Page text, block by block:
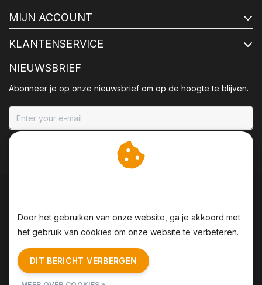
MIJN ACCOUNT
KLANTENSERVICE
NIEUWSBRIEF
Abonneer je op onze nieuwsbrief om op de hoogte te blijven.
Algemene voorwaarden | Disclaimer
Sitemap
| RSS Feed
Door het gebruiken van onze website, ga je akkoord met
het gebruik van cookies om onze website te verbeteren.
DIT BERICHT VERBERGEN